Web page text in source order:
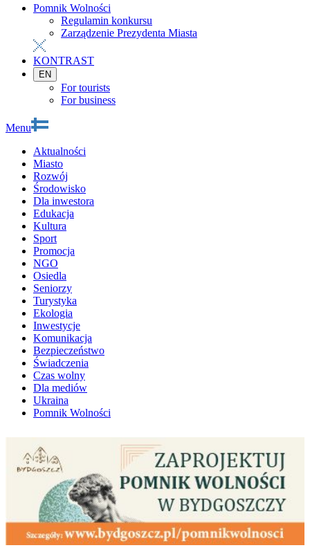
Pomnik Wolności
Regulamin konkursu
Zarządzenie Prezydenta Miasta
KONTRAST
EN
For tourists
For business
Menu
Aktualności
Miasto
Rozwój
Środowisko
Dla inwestora
Edukacja
Kultura
Sport
Promocja
NGO
Osiedla
Seniorzy
Turystyka
Ekologia
Inwestycje
Komunikacja
Bezpieczeństwo
Świadczenia
Czas wolny
Dla mediów
Ukraina
Pomnik Wolności